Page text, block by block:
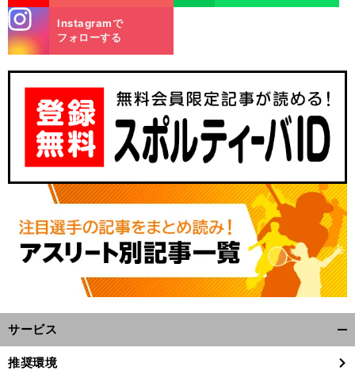
m
Instagramで
フォローする
サービス
閉
推奨環境